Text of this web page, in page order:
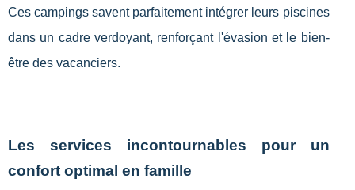
Ces campings savent parfaitement intégrer leurs piscines
dans un cadre verdoyant, renforçant l'évasion et le bien-
être des vacanciers.
Les services incontournables pour un
confort optimal en famille